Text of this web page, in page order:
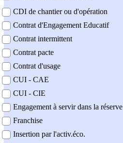
CDI de chantier ou d'opération
Contrat d'Engagement Educatif
Contrat intermittent
Contrat pacte
Contrat d'usage
CUI - CAE
CUI - CIE
Engagement à servir dans la réserve
Franchise
Insertion par l'activ.éco.